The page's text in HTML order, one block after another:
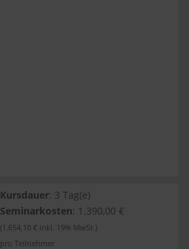
Kursdauer: 3 Tag(e)
Seminarkosten: 1.390,00 €
(1.654,10 € inkl. 19% MwSt.)
pro Teilnehmer